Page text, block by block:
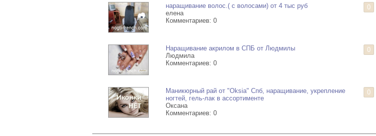
наращивание волос.( с волосами) от 4 тыс руб
елена
Комментариев: 0
0
Наращивание акрилом в СПБ от Людмилы
Людмила
Комментариев: 0
0
Маникюрный рай от "Oksia" Спб, наращивание, укрепление
ногтей, гель-лак в ассортименте
Оксана
Комментариев: 0
0